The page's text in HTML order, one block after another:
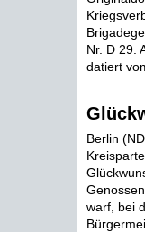
Nr. D 29.
datiert
Berlin
warf, bei